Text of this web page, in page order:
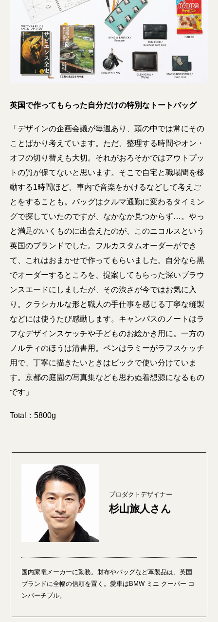
英国で作ってもらった自分だけの特別なトートバッグ
「デザインの企画会議が毎週あり、頭の中では常にその
ことばかり考えています。ただ、整理する時間やオン・
オフの切り替えも大切。それがおろそかではアウトプッ
トの質が保てないと思います。そこで自宅と職場間を移
動する1時間ほど、車内で音楽をかけるなどして考えご
とをすることも。バッグはクルマ通勤に変わるタイミン
グで探していたのですが、なかなか見つからず…。やっ
と満足のいくものに出会えたのが、このニコルスという
英国のブランドでした。フルカスタムオーダーができ
て、これはおまかせで作ってもらいました。自分なら黒
でオーダーするところを、提案してもらった深いブラウ
ンスエードにしましたが、その渋さが今ではお気に入
り。クラシカルな形と職人の手仕事を感じる丁寧な縫製
などには使うたび感動します。キャンパスのノートはラ
フなデザインスケッチや子どものお絵かき用に。一方の
ノルティのほうは清書用。ペンはラミーがラフスケッチ
用で、丁寧に描きたいときはビックで使い分けていま
す。京都の庭園の写真集なども思わぬ着想源になるもの
です」
Total：5800g
プロダクトデザイナー
杉山旅人さん
国内家電メーカーに勤務。財布やバッグなど革製品は、英国
ブランドに全幅の信頼を置く。愛車はBMW ミニ クーパー コ
ンバーチブル。